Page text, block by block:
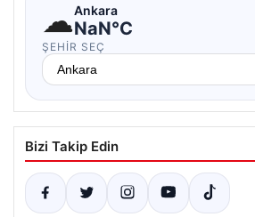
☁Ankara
NaN°C
ŞEHIR SEÇ
Bizi Takip Edin